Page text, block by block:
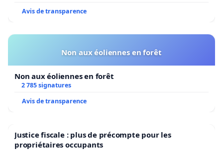
Avis de transparence
Non aux éoliennes en forêt
Non aux éoliennes en forêt
2 785 signatures
Avis de transparence
Justice fiscale : plus de précompte pour les
propriétaires occupants